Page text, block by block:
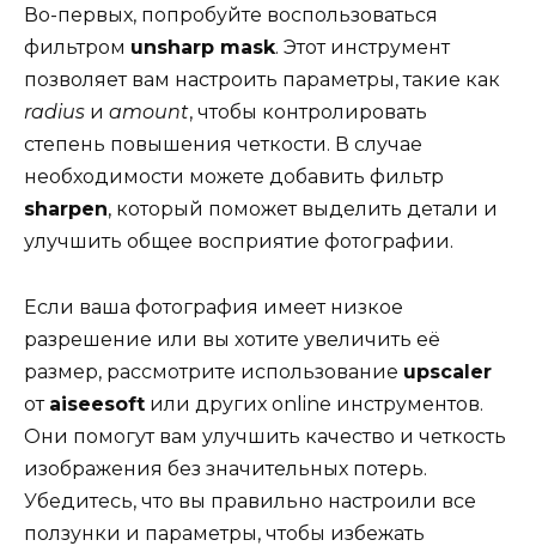
Во-первых, попробуйте воспользоваться
фильтром unsharp mask. Этот инструмент
позволяет вам настроить параметры, такие как
radius и amount, чтобы контролировать
степень повышения четкости. В случае
необходимости можете добавить фильтр
sharpen, который поможет выделить детали и
улучшить общее восприятие фотографии.
Если ваша фотография имеет низкое
разрешение или вы хотите увеличить её
размер, рассмотрите использование upscaler
от aiseesoft или других online инструментов.
Они помогут вам улучшить качество и четкость
изображения без значительных потерь.
Убедитесь, что вы правильно настроили все
ползунки и параметры, чтобы избежать